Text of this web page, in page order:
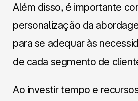
Além disso, é importante
personalização da
para se adequar às
de cada segmento de
Ao investir tempo e